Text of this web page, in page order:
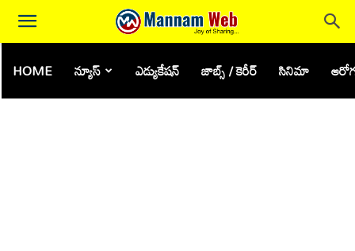
HOME న్యూస్ ఎడ్యుకేషన్ జాబ్స్ / కెరీర్ సినిమా